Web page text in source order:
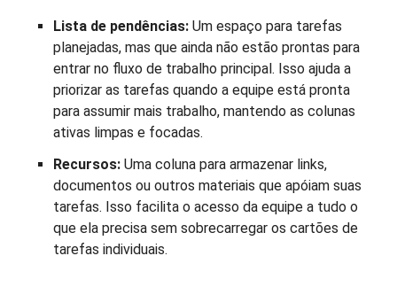
Lista de pendências: Um espaço para tarefas
planejadas, mas que ainda não estão prontas para
entrar no fluxo de trabalho principal. Isso ajuda a
priorizar as tarefas quando a equipe está pronta
para assumir mais trabalho, mantendo as colunas
ativas limpas e focadas.
Recursos: Uma coluna para armazenar links,
documentos ou outros materiais que apóiam suas
tarefas. Isso facilita o acesso da equipe a tudo o
que ela precisa sem sobrecarregar os cartões de
tarefas individuais.